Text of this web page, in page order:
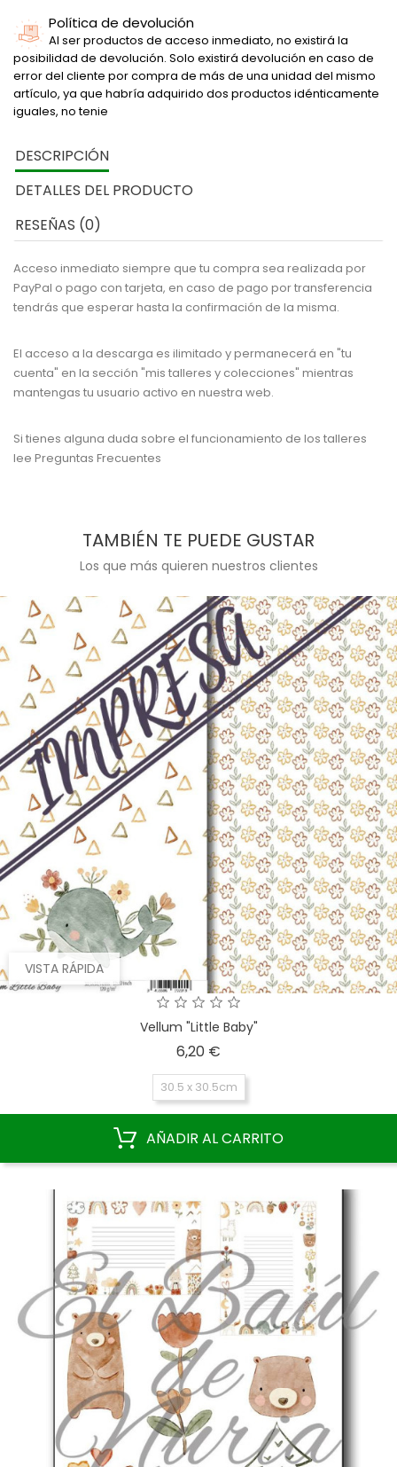
Política de devolución
Al ser productos de acceso inmediato, no existirá la
posibilidad de devolución. Solo existirá devolución en caso de
error del cliente por compra de más de una unidad del mismo
artículo, ya que habría adquirido dos productos idénticamente
iguales, no tenie
DESCRIPCIÓN
DETALLES DEL PRODUCTO
RESEÑAS (0)
Acceso inmediato siempre que tu compra sea realizada por
PayPal o pago con tarjeta, en caso de pago por transferencia
tendrás que esperar hasta la confirmación de la misma.
El acceso a la descarga es ilimitado y permanecerá en "tu
cuenta" en la sección "mis talleres y colecciones" mientras
mantengas tu usuario activo en nuestra web.
Si tienes alguna duda sobre el funcionamiento de los talleres
lee Preguntas Frecuentes
TAMBIÉN TE PUEDE GUSTAR
Los que más quieren nuestros clientes
VISTA RÁPIDA
Vellum "Little Baby"
6,20 €
30.5 x 30.5cm
AÑADIR AL CARRITO